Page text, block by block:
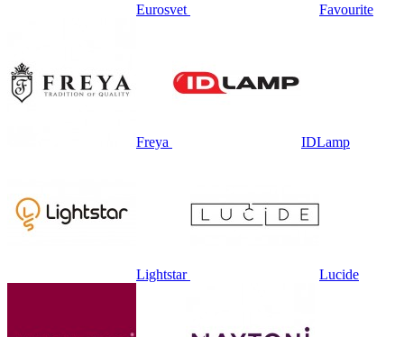
Eurosvet Favourite
Freya IDLamp
Lightstar Lucide